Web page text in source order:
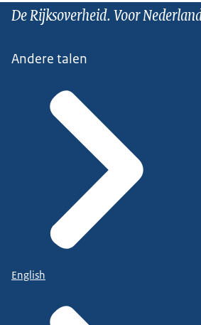
De Rijksoverheid. Voor
Andere talen
English